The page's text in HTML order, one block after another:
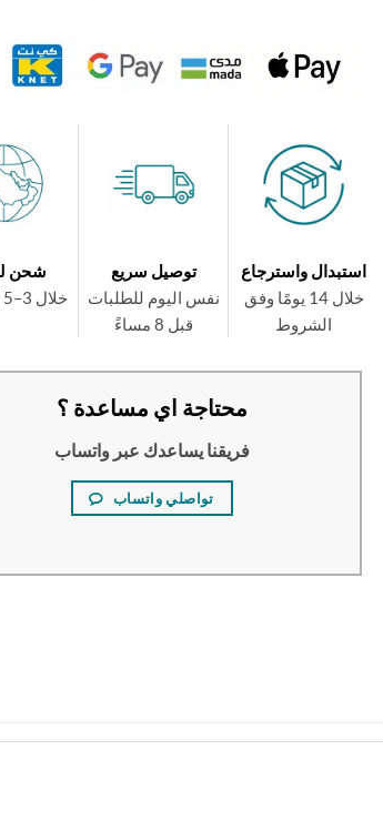
استبدال واسترجاع
خلال 14 يومًا وفق
الشروط
توصيل سريع
نفس اليوم للطلبات
قبل 8 مساءً
شحن
خلال 3–5 أيام عمل
محتاجة اي مساعدة ؟
فريقنا يساعدك عبر واتساب
تواصلي واتساب